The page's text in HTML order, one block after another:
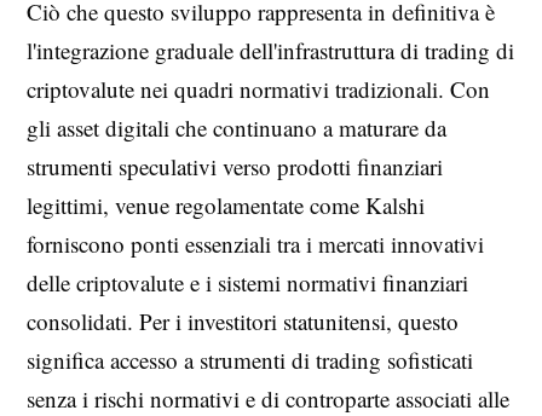
Ciò che questo sviluppo rappresenta in definitiva è
l'integrazione graduale dell'infrastruttura di trading di
criptovalute nei quadri normativi tradizionali. Con
gli asset digitali che continuano a maturare da
strumenti speculativi verso prodotti finanziari
legittimi, venue regolamentate come Kalshi
forniscono ponti essenziali tra i mercati innovativi
delle criptovalute e i sistemi normativi finanziari
consolidati. Per i investitori statunitensi, questo
significa accesso a strumenti di trading sofisticati
senza i rischi normativi e di controparte associati alle